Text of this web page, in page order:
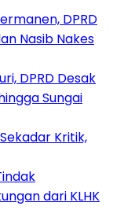
DPRD
Nasib Nakes
DPRD Desak
Sungai
Kritik,
dari KLHK